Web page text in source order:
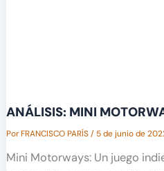
ANÁLISIS: MINI
PorFRANCISCO PARÍS/ 5 de junio de
Mini Motorways: Un juego